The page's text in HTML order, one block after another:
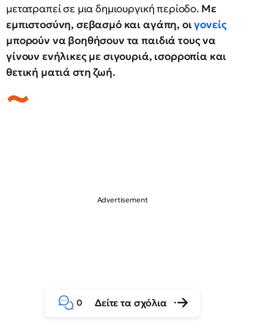
μετατραπεί σε μια δημιουργική περίοδο.Με
εμπιστοσύνη, σεβασμό και αγάπη, οιγονείς
μπορούν να βοηθήσουν τα παιδιά τους να
γίνουν ενήλικες με σιγουριά, ισορροπία και
θετική ματιά στη ζωή.
0 Δείτε τα σχόλια